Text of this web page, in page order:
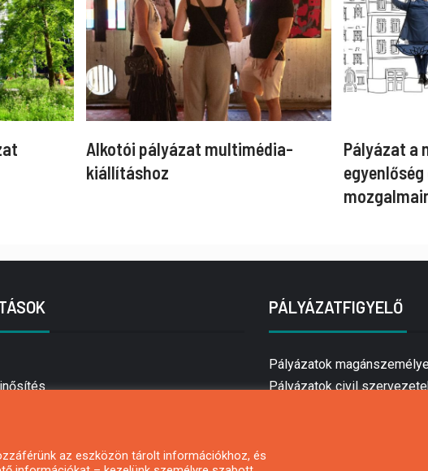
Alkotói pályázat multimédia-
kiállításhoz
Pályázat a
pályázatírás
PÁLYÁZATFIGYELŐ
Pályázatok
Pályázatok civil
az eszközön tárolt információkhoz, és